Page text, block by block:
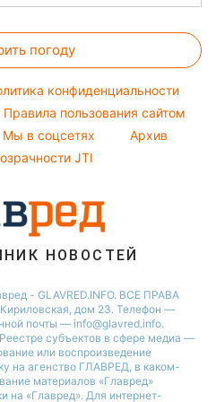
погоду
конфиденциальности
Правила пользования сайтом
Мы в соцсетях
Архив
JTI
НОВОСТЕЙ
- GLAVRED.INFO. ВСЕ ПРАВА
дом 23. Телефон —
почты — info@glavred.info.
cубъектов в сфере медиа —
или воспроизведение
на агенство ГЛАВРЕД, в каком-
материалов «Главред»
на «Главред». Для интернет-